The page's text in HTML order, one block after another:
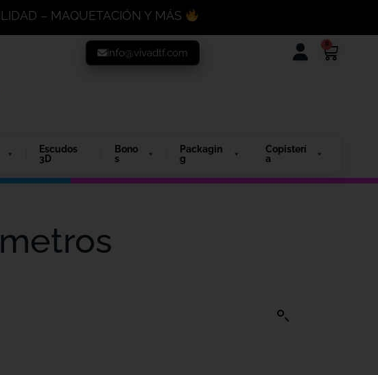
– MAQUETACIÓN Y MÁS
0
info@vivadtf.com
Escudos
3D
Bono
s
Packagin
g
Copisterí
a